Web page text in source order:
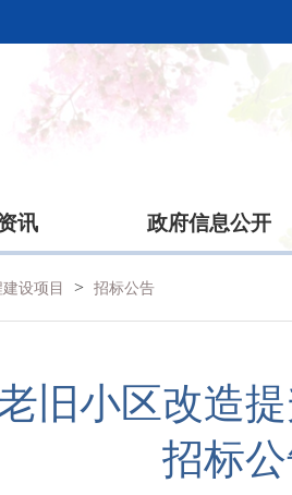
讯 政府信息公开
设项目 > 招标公告
旧小区改造
招标